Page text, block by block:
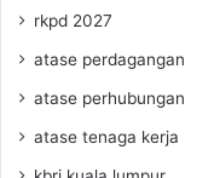
rkpd 2027
atase perdagangan
atase perhubungan
atase tenaga kerja